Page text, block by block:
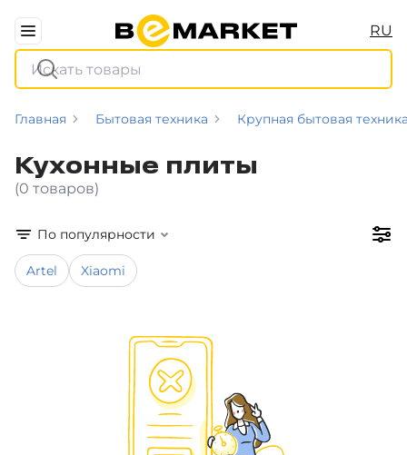
RU
Главная Бытовая техника Крупная бытовая
Кухонные плиты
(0 товаров)
По популярности
Artel Xiaomi